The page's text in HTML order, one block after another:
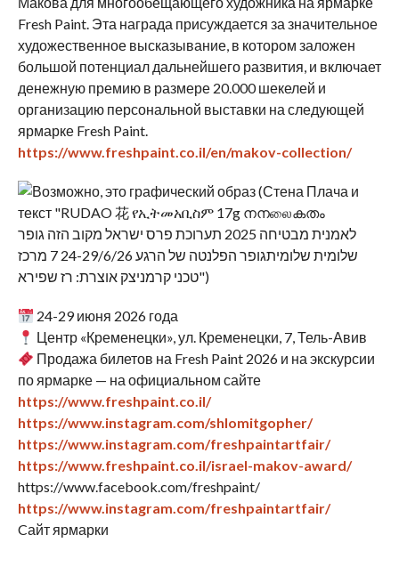
Fresh Paint. Эта награда присуждается за значительное
художественное высказывание, в котором заложен
большой потенциал дальнейшего развития, и включает
денежную премию в размере 20.000 шекелей и
организацию персональной выставки на следующей
ярмарке Fresh Paint.
https://www.freshpaint.co.il/en/makov-collection/
24-29 июня 2026 года
Центр «Кременецки», ул. Кременецки, 7, Тель-Авив
Продажа билетов на Fresh Paint 2026 и на экскурсии
по ярмарке — на официальном сайте
https://www.freshpaint.co.il/
https://www.instagram.com/shlomitgopher/
https://www.instagram.com/freshpaintartfair/
https://www.freshpaint.co.il/israel-makov-award/
https://www.facebook.com/freshpaint/
https://www.instagram.com/freshpaintartfair/
Cайт ярмарки